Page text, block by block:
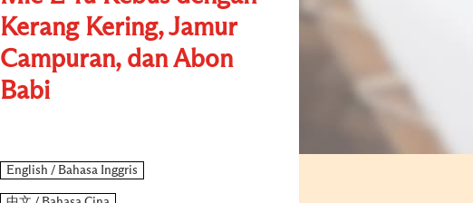
Kerang Kering, Jamur
Campuran, dan Abon
Babi